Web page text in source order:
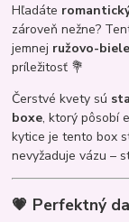
Hľadáte
zároveň nežne?
jemnej ružovo-
príležitosť 💐
Čerstvé kvety sú
boxe, ktorý pôsobí
kytice je tento box
nevyžaduje vázu –
💗 Perfektný